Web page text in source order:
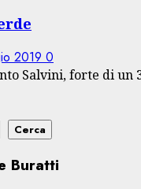
2019 0
Salvini, forte di un
Cerca
Buratti